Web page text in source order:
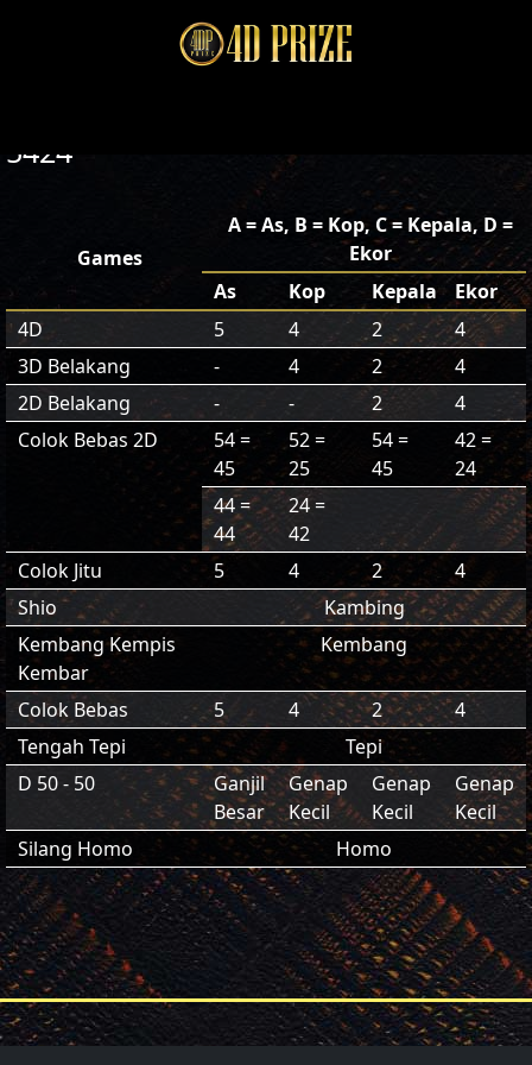
5424
Games
A = As, B = Kop, C = Kepala, D =
Ekor
As
Kop Kepala
Ekor
4D
5 4 2
4
3D Belakang
- 4 2
4
2D Belakang
- - 2
4
Colok Bebas 2D
54 =
45
52 =
25
54 =
45
42 =
24
44 =
44
24 =
42
Colok Jitu
5 4 2
4
Shio
Kambing
Kembang Kempis
Kembar
Kembang
Colok Bebas 5 4 2
4
Tengah Tepi
Tepi
D 50 - 50
Ganjil
Besar
Genap
Kecil
Genap
Kecil
Genap
Kecil
Silang Homo
Homo